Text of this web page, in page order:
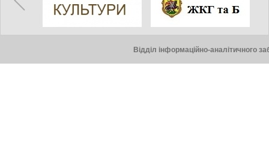
Відділ інформаційно-аналітичного